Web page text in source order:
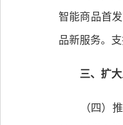
智能商品首
品新服务。
三、扩大
（四）推动